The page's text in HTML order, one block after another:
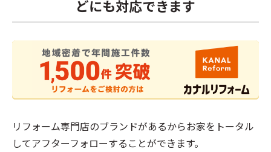
どにも対応できます
リフォーム専門店のブランドがあるからお家をトータル
してアフターフォローすることができます。